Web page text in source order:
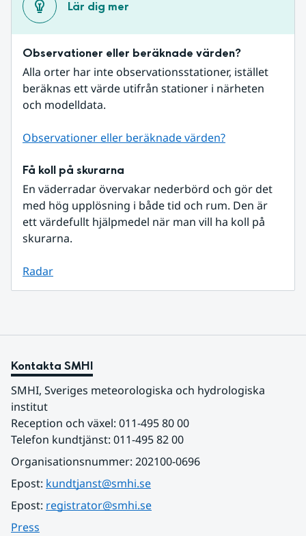
Lär dig mer
Observationer eller beräknade värden?
Alla orter har inte observationsstationer, istället
beräknas ett värde utifrån stationer i närheten
och modelldata.
Observationer eller beräknade värden?
Få koll på skurarna
En väderradar övervakar nederbörd och gör det
med hög upplösning i både tid och rum. Den är
ett värdefullt hjälpmedel när man vill ha koll på
skurarna.
Radar
Kontakta SMHI
SMHI, Sveriges meteorologiska och hydrologiska
institut
Reception och växel: 011-495 80 00
Telefon kundtjänst: 011-495 82 00
Organisationsnummer: 202100-0696
Epost: kundtjanst@smhi.se
Epost: registrator@smhi.se
Press